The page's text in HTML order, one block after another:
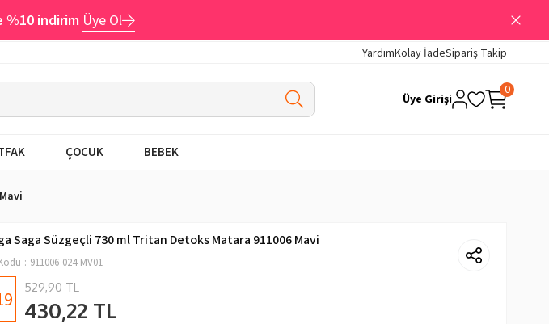
%10 indirim Üye Ol
YardımKolay İadeSipariş Takip
Üye Girişi
0
ÇOCUK BEBEK
Saga Süzgeçli 730 ml Tritan Detoks Matara 911006 Mavi
911006-024-MV01
529,90 TL
430,22 TL